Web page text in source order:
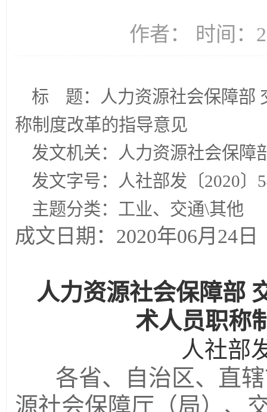
作者： 时间：
标
题：人力资源社会保障部
称制度改革的指导意见
发文机关：人力资源社会保障
发文字号：人社部发〔2020〕
主题分类：工业、交通\其他
成文日期： 2020年06月 24 日
人力资源社会保障部
术人员职称
人社部
各省、自治区、直
源社会保障厅（局）、